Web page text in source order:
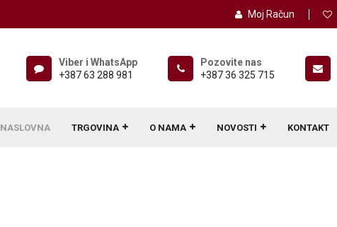
Moj Račun
Viber i WhatsApp
+387 63 288 981
Pozovite nas
+387 36 325 715
NASLOVNA TRGOVINA O NAMA NOVOSTI KONTAKT